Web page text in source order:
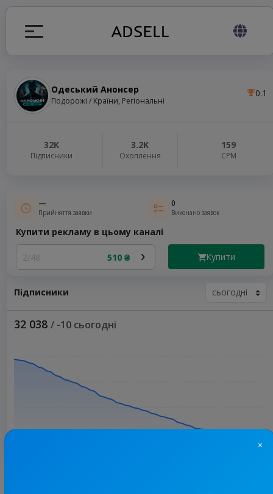
Одеський Анонсер
Подорожі / Країни, Регіональні
0.1
32K
Підписники
3.2K
Охоплення
159
СРМ
—
Прийняття заявки
0
Виконано заявок
Купити рекламу в цьому каналі
2/48 510 ₴ Купити
Підписники
32 038 / -10 сьогодні
×